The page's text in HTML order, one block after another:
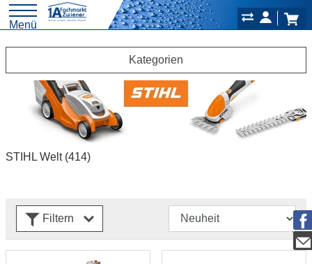
Menü
Kategorien
STIHL Welt (414)
Filtern